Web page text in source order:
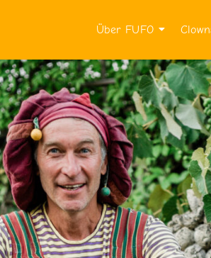
Über FUFO